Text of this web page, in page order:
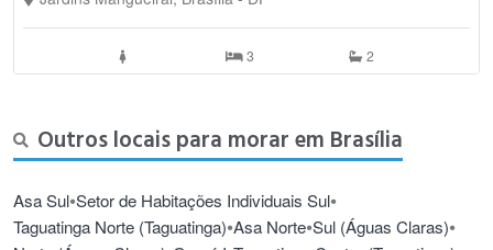
3 2
Outros locais para morar em Brasília
Asa Sul•Setor de Habitações Individuais Sul•
Taguatinga Norte (Taguatinga)•Asa Norte•Sul (Águas Claras)•